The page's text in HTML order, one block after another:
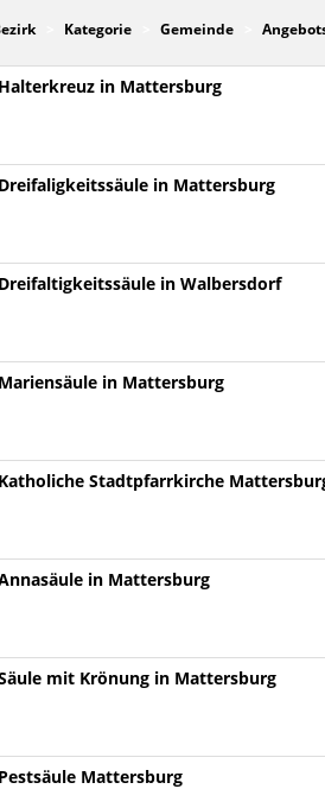
Kategorie Gemeinde
Halterkreuz in Mattersburg
Dreifaligkeitssäule in Mattersburg
Dreifaltigkeitssäule in Walbersdorf
Mariensäule in Mattersburg
Katholiche Stadtpfarrkirche
in Mattersburg
mit Krönung in Mattersburg
Pestsäule Mattersburg